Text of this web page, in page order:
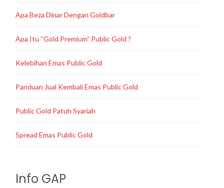
Apa Beza Dinar Dengan Goldbar
Apa Itu “Gold Premium” Public Gold ?
Kelebihan Emas Public Gold
Panduan Jual Kembali Emas Public Gold
Public Gold Patuh Syariah
Spread Emas Public Gold
Info GAP